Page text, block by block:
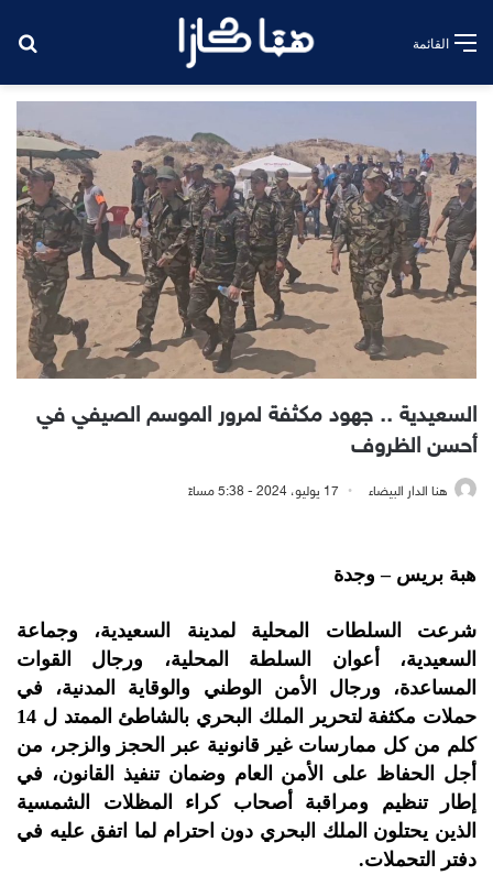
القائمة
السعيدية .. جهود مكثفة لمرور الموسم الصيفي في
أحسن الظروف
هنا الدار البيضاء 17 يوليو، 2024 - 5:38 مساءً
هبة بريس – وجدة
شرعت السلطات المحلية لمدينة السعيدية، وجماعة
السعيدية، أعوان السلطة المحلية، ورجال القوات
المساعدة، ورجال الأمن الوطني والوقاية المدنية، في
حملات مكثفة لتحرير الملك البحري بالشاطئ الممتد ل 14
كلم من كل ممارسات غير قانونية عبر الحجز والزجر، من
أجل الحفاظ على الأمن العام وضمان تنفيذ القانون، في
إطار تنظيم ومراقبة أصحاب كراء المظلات الشمسية
الذين يحتلون الملك البحري دون احترام لما اتفق عليه في
دفتر التحملات.